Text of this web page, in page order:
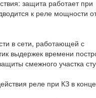
защита работает при
к реле мощности
в сети, работающей с
выдержек времени
смежного участка
реле при КЗ в конце